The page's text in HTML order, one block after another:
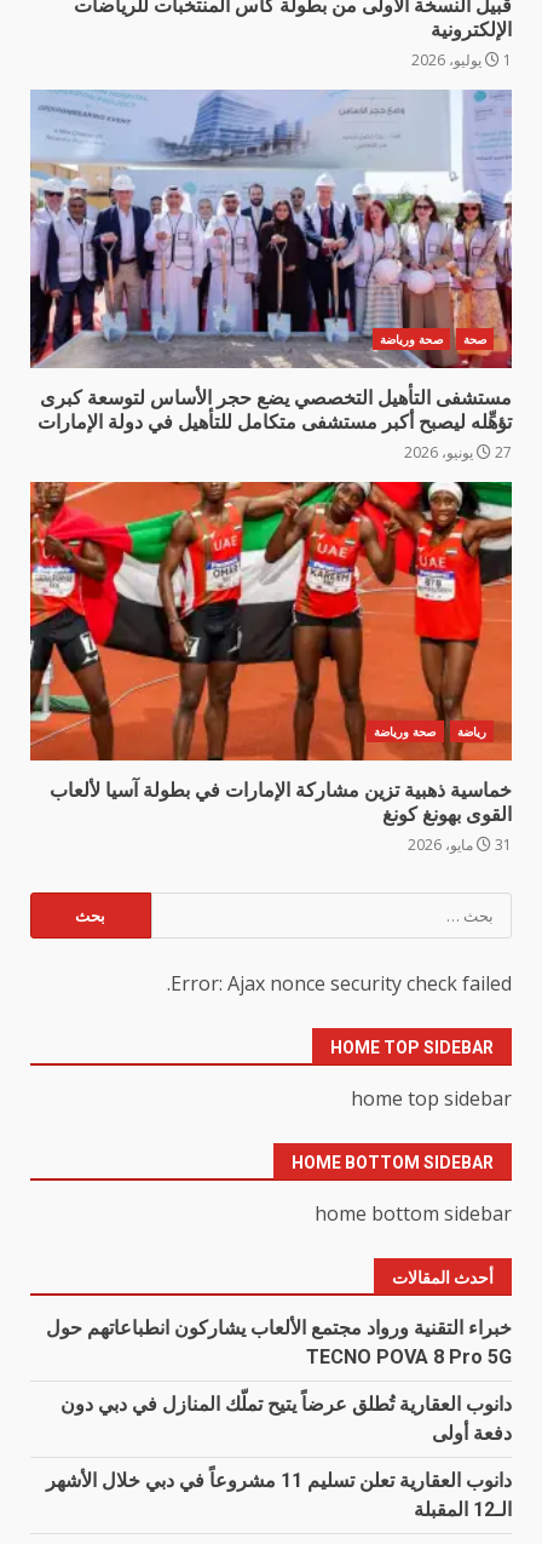
قبيل النسخة الأولى من بطولة كأس المنتخبات للرياضات
الإلكترونية
1 يوليو، 2026
صحة صحة ورياضة
مستشفى التأهيل التخصصي يضع حجر الأساس لتوسعة كبرى
تؤهِّله ليصبح أكبر مستشفى متكامل للتأهيل في دولة الإمارات
27 يونيو، 2026
رياضة صحة ورياضة
خماسية ذهبية تزين مشاركة الإمارات في بطولة آسيا لألعاب
القوى بهونغ كونغ
31 مايو، 2026
البحث
عن:
Error: Ajax nonce security check failed.
HOME TOP SIDEBAR
home top sidebar
HOME BOTTOM SIDEBAR
home bottom sidebar
أحدث المقالات
خبراء التقنية ورواد مجتمع الألعاب يشاركون انطباعاتهم حول
TECNO POVA 8 Pro 5G
دانوب العقارية تُطلق عرضاً يتيح تملّك المنازل في دبي دون
دفعة أولى
دانوب العقارية تعلن تسليم 11 مشروعاً في دبي خلال الأشهر
الـ12 المقبلة